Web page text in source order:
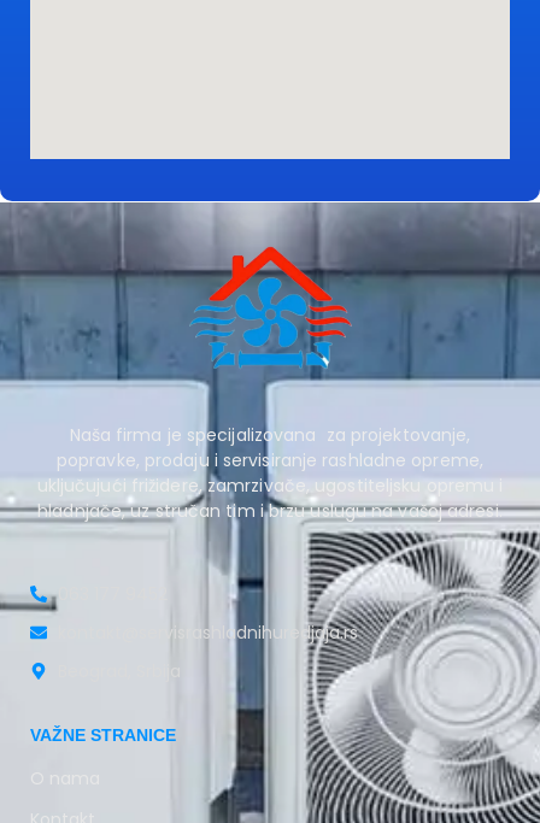
Naša firma je specijalizovana za projektovanje,
popravke, prodaju i servisiranje rashladne opreme,
uključujući frižidere, zamrzivače, ugostiteljsku opremu i
hladnjače, uz stručan tim i brzu uslugu na vašoj adresi.
kontakt@servisrashladnihuredjaja.rs
VAŽNE STRANICE